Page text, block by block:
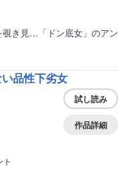
き見…「ドン底女」のアン
品性下劣女
試し読み
作品詳細